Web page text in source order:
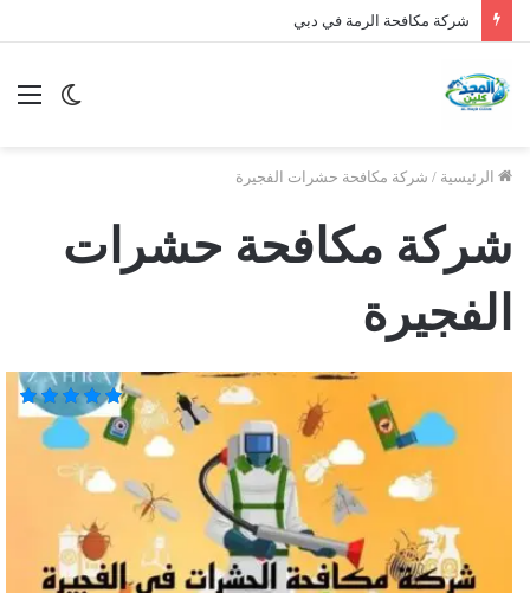
شركة مكافحة الرمة في دبي
الوضع
الرئيسية / شركة مكافحة حشرات الفجيرة
شركة مكافحة حشرات
الفجيرة